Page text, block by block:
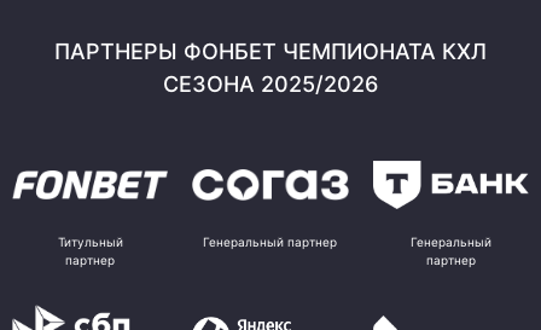
ПАРТНЕРЫ ФОНБЕТ ЧЕМПИОНАТА КХЛ
СЕЗОНА 2025/2026
Титульный
партнер
Генеральный партнер
Генеральный
партнер